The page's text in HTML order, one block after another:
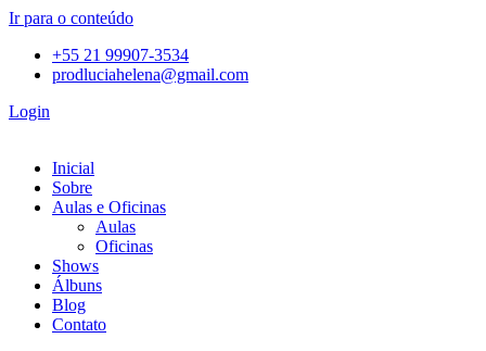
Ir para o conteúdo
+55 21 99907-3534
prodluciahelena@gmail.com
Login
Inicial
Sobre
Aulas e Oficinas
Aulas
Oficinas
Shows
Álbuns
Blog
Contato